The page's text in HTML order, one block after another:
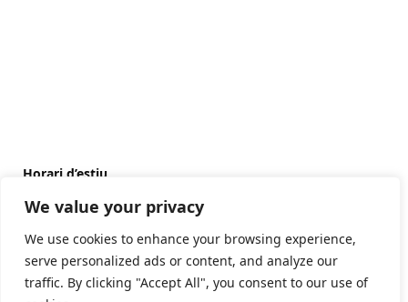
We value your privacy
We use cookies to enhance your browsing experience,
serve personalized ads or content, and analyze our
traffic. By clicking "Accept All", you consent to our use of
Horari d’estiu
Matins: De dimarts a diumenge i festius: 11-14h
Horari d’hivern
(de l’1 d’octubre al 31 de maig)